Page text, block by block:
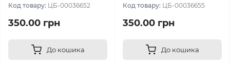
Код товару: ЦБ-00036652
350.00 грн
До кошика
Код товару: ЦБ-00036655
350.00 грн
До кошика